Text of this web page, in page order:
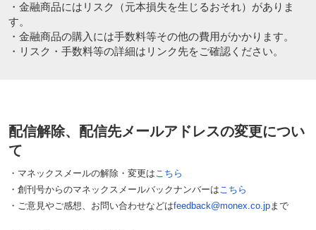
・金融商品にはリスク（元本損失を生じるおそれ）がありま
す。
・金融商品の購入には手数料等その他の費用がかかります。
・リスク・手数料等の詳細はリンク先をご確認ください。
配信解除、配信先メールアドレスの変更につい
て
・ マネックスメールの解除・変更はこちら
・ 創刊号からのマネックスメールバックナンバーはこちら
・ ご意見やご感想、お問い合わせなどはfeedback@monex.co.jpまで